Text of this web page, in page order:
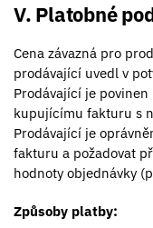
V. Platobné
Cena závazná pro
prodávající uvedl v
Prodávající je
kupujícímu fakturu s
Prodávající je
fakturu a požadovat
hodnoty objednávky
Způsoby platby: